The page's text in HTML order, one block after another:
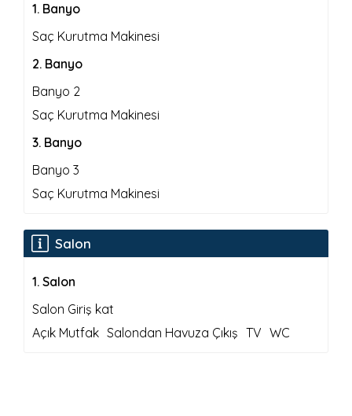
1. Banyo
Saç Kurutma Makinesi
2. Banyo
Banyo 2
Saç Kurutma Makinesi
3. Banyo
Banyo 3
Saç Kurutma Makinesi
Salon
1. Salon
Salon Giriş kat
Açık Mutfak Salondan Havuza Çıkış TV WC